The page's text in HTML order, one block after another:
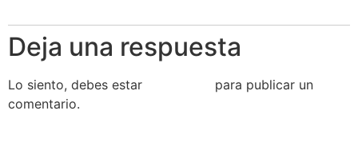
Deja una respuesta
Lo siento, debes estar
para publicar un
comentario.